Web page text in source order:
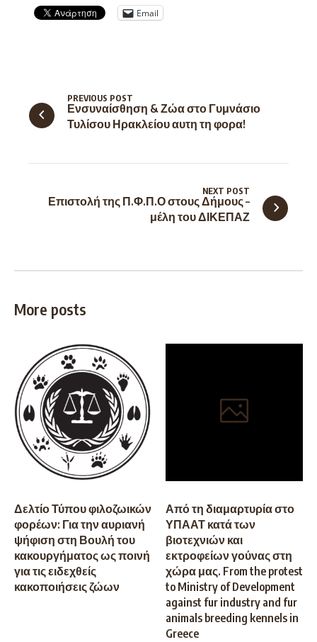
Email
Ενσυναίσθηση & Ζώα στο Γυμνάσιο
Τυλίσου Ηρακλείου αυτη τη φορα!
PREVIOUS POST
Επιστολή της Π.Φ.Π.Ο στους Δήμους –
μέλη του ΔΙΚΕΠΑΖ
NEXT POST
More posts
Δελτίο Τύπου φιλοζωικών
φορέων: Για την αυριανή
ψήφιση στη Βουλή του
κακουργήματος ως ποινή
για τις ειδεχθείς
κακοποιήσεις ζώων
Από τη διαμαρτυρία στο
ΥΠΑΑΤ κατά των
βιοτεχνιών και
εκτροφείων γούνας στη
χώρα μας. From the protest
to Ministry of Development
against fur industry and fur
animals breeding kennels in
Greece